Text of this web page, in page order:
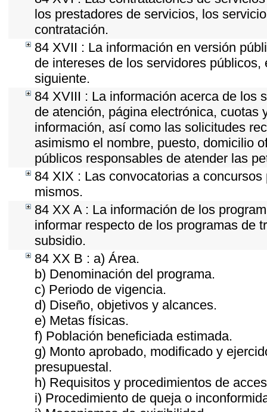
los prestadores de servicios, los
contratación.
84 XVII : La información en versión
de intereses de los servidores
siguiente.
84 XVIII : La información acerca de los
de atención, página electrónica,
información, así como las solicitudes
asimismo el nombre, puesto, domicilio
públicos responsables de atender las
84 XIX : Las convocatorias a
mismos.
84 XX A : La información de los
informar respecto de los programas de
subsidio.
84 XX B : a) Área.
b) Denominación del programa.
c) Periodo de vigencia.
d) Diseño, objetivos y alcances.
e) Metas físicas.
f) Población beneficiada estimada.
g) Monto aprobado, modificado y
presupuestal.
h) Requisitos y procedimientos de
i) Procedimiento de queja o